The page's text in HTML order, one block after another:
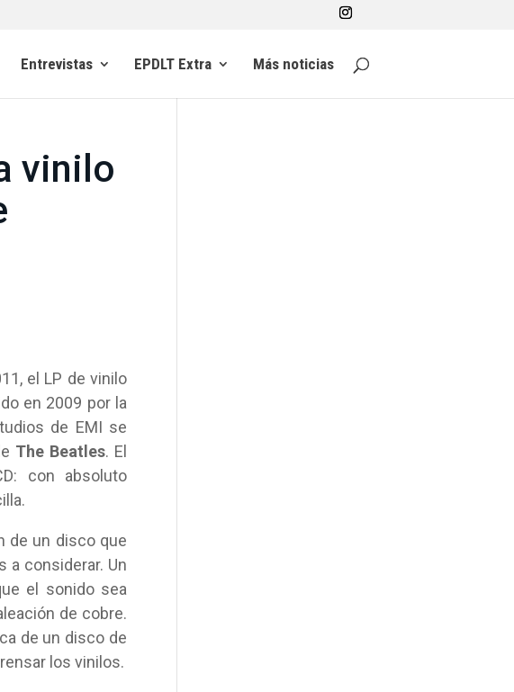
Entrevistas EPDLT Extra Más noticias
vinilo
el LP de vinilo
en 2009 por la
de EMI se
The Beatles. El
con absoluto
de un disco que
a considerar. Un
el sonido sea
de cobre.
de un disco de
los vinilos.